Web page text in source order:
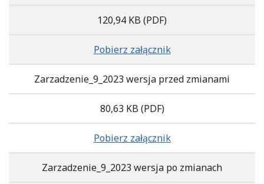
120,94 KB (PDF)
Pobierz załącznik
Zarzadzenie_9_2023 wersja przed zmianami
80,63 KB (PDF)
Pobierz załącznik
Zarzadzenie_9_2023 wersja po zmianach